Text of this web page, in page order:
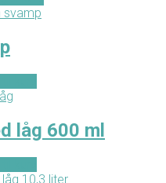
låg 600 ml